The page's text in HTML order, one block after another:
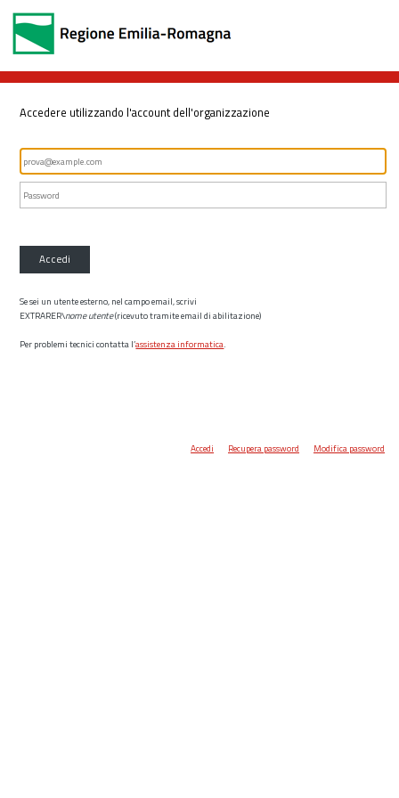
Accedere utilizzando l'account dell'organizzazione
Accedi
Se sei un utente esterno, nel campo email, scrivi
EXTRARER\nome utente(ricevuto tramite email di abilitazione)
Per problemi tecnici contatta l’assistenza informatica.
Accedi Recupera password Modifica password